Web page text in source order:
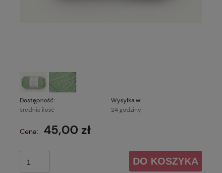
Dostępność:
średnia ilość
Wysyłka w:
24 godziny
Cena: 45,00 zł
DO KOSZYKA